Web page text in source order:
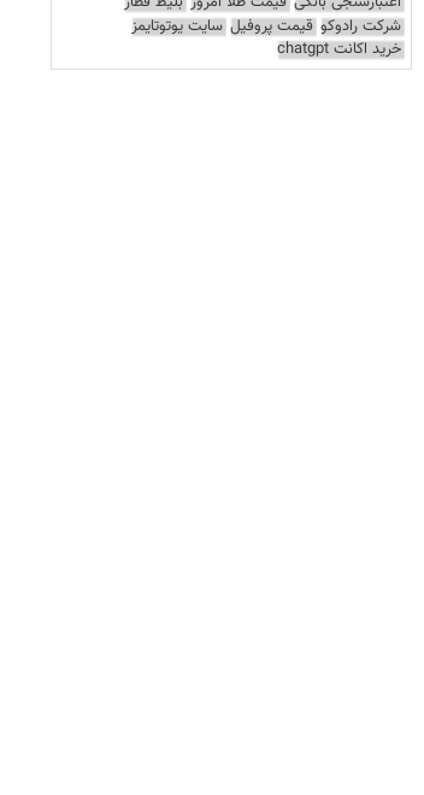
شرکت رادوکو قیمت پروفیل سایت یوتوتایمز
خرید اکانت chatgpt